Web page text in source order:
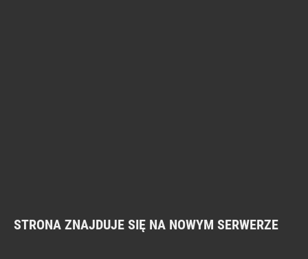
STRONA ZNAJDUJE SIĘ NA NOWYM SERWERZE